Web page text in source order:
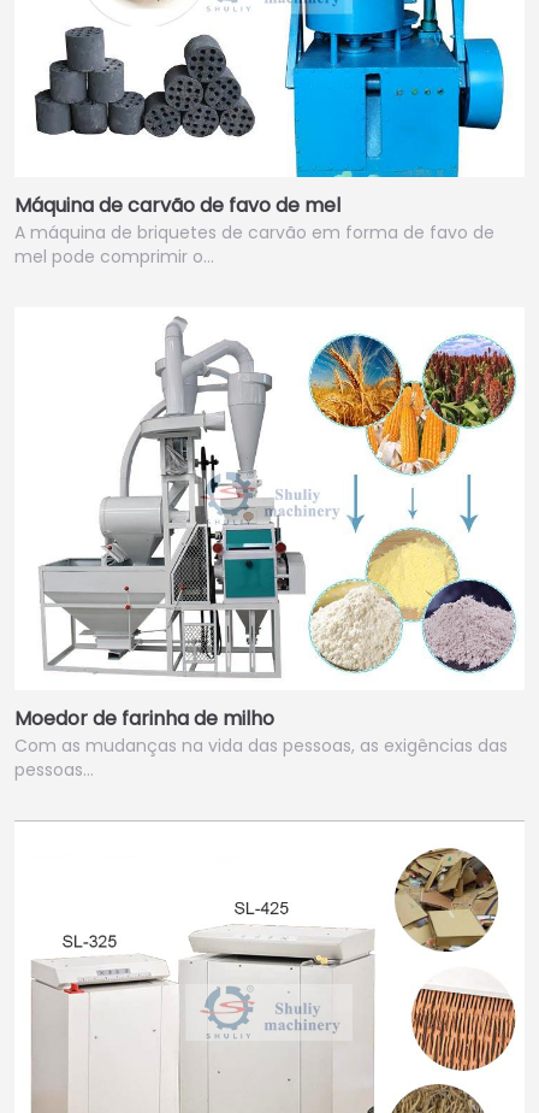
Máquina de carvão de favo de mel
A máquina de briquetes de carvão em forma de favo de
mel pode comprimir o…
Moedor de farinha de milho
Com as mudanças na vida das pessoas, as exigências das
pessoas…